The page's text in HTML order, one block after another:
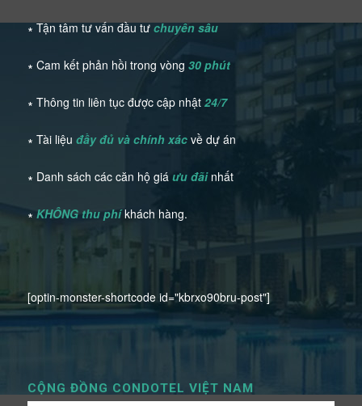
∗ Tận tâm tư vấn đầu tưchuyên sâu
∗ Cam kết phản hồi trong vòng 30 phút
∗ Thông tin liên tục được cập nhật 24/7
∗ Tài liệu đầy đủ và chính xácvề dự án
∗ Danh sách các căn hộ giá ưu đãinhất
∗ KHÔNG thu phíkhách hàng.
[optin-monster-shortcode id="kbrxo90bru-post"]
CỘNG ĐỒNG CONDOTEL VIỆT NAM